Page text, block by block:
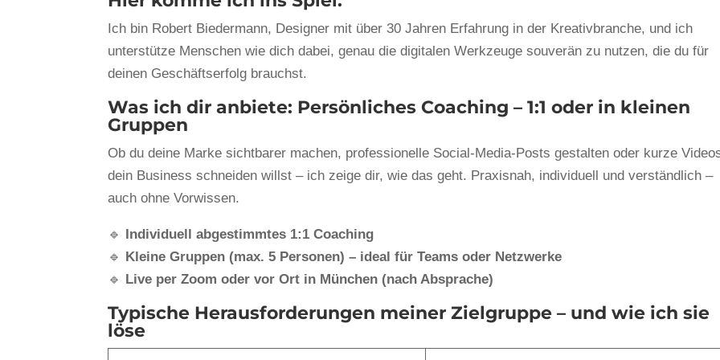
Ich bin Robert Biedermann, Designer mit über 30 Jahren Erfahrung in der Kreativbranche, und ich
unterstütze Menschen wie dich dabei, genau die digitalen Werkzeuge souverän zu nutzen, die du für
deinen Geschäftserfolg brauchst.
Was ich dir anbiete: Persönliches Coaching – 1:1 oder in kleinen
Gruppen
Ob du deine Marke sichtbarer machen, professionelle Social-Media-Posts gestalten oder kurze
dein Business schneiden willst – ich zeige dir, wie das geht. Praxisnah, individuell und verständlich –
auch ohne Vorwissen.
🔹 Individuell abgestimmtes 1:1 Coaching
🔹 Kleine Gruppen (max. 5 Personen) – ideal für Teams oder Netzwerke
🔹 Live per Zoom oder vor Ort in München (nach Absprache)
Typische Herausforderungen meiner Zielgruppe – und wie ich sie
löse